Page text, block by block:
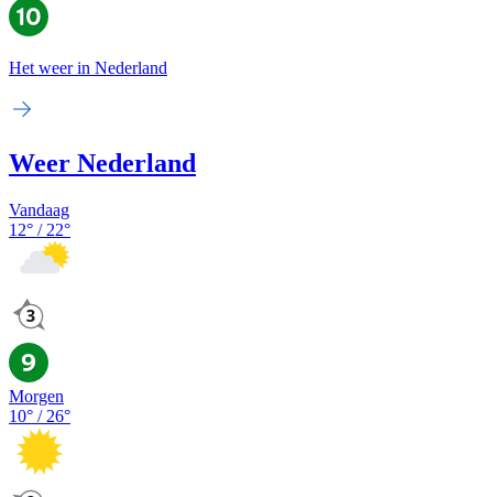
Het weer in Nederland
Weer Nederland
Vandaag
12° / 22°
Morgen
10° / 26°